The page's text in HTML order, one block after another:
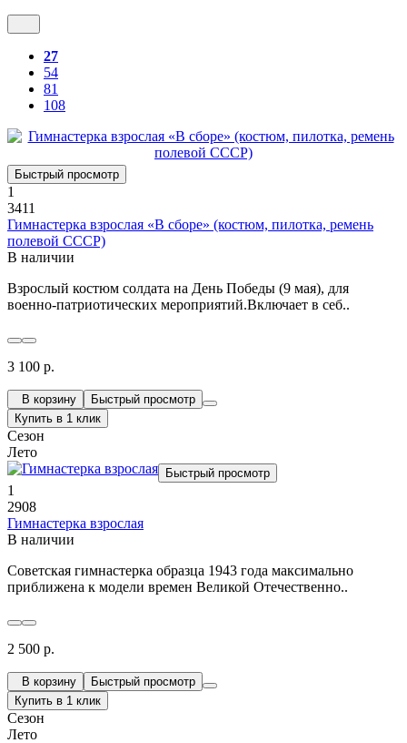
27
54
81
108
Быстрый просмотр
1
3411
Гимнастерка взрослая «В сборе» (костюм, пилотка, ремень
полевой СССР)
В наличии
Взрослый костюм солдата на День Победы (9 мая), для
военно-патриотических мероприятий.Включает в себ..
3 100 р.
В корзину
Быстрый просмотр
Купить в 1 клик
Сезон
Лето
Быстрый просмотр
1
2908
Гимнастерка взрослая
В наличии
Советская гимнастерка образца 1943 года максимально
приближена к модели времен Великой Отечественно..
2 500 р.
В корзину
Быстрый просмотр
Купить в 1 клик
Сезон
Лето